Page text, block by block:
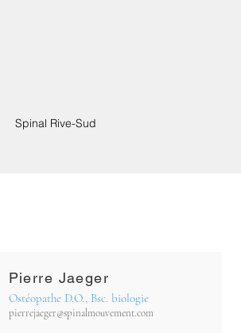
Spinal Rive-Sud
Pierre Jaeger
Ostéopathe D.O., Bsc. biologie
pierrejaeger@spinalmouvement.com